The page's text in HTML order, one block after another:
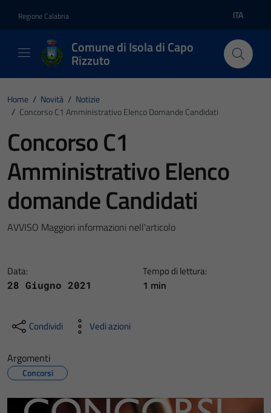
Regione Calabria Lingua
ITA
Comune di Isola di Capo
Rizzuto
Home / Novità / Notizie
/ Concorso C1 Amministrativo Elenco Domande Candidati
Concorso C1
Amministrativo Elenco
domande Candidati
AVVISO Maggiori informazioni nell'articolo
Data:
28 Giugno 2021
Tempo di lettura:
1 min
Condividi Vedi azioni
Argomenti
Concorsi